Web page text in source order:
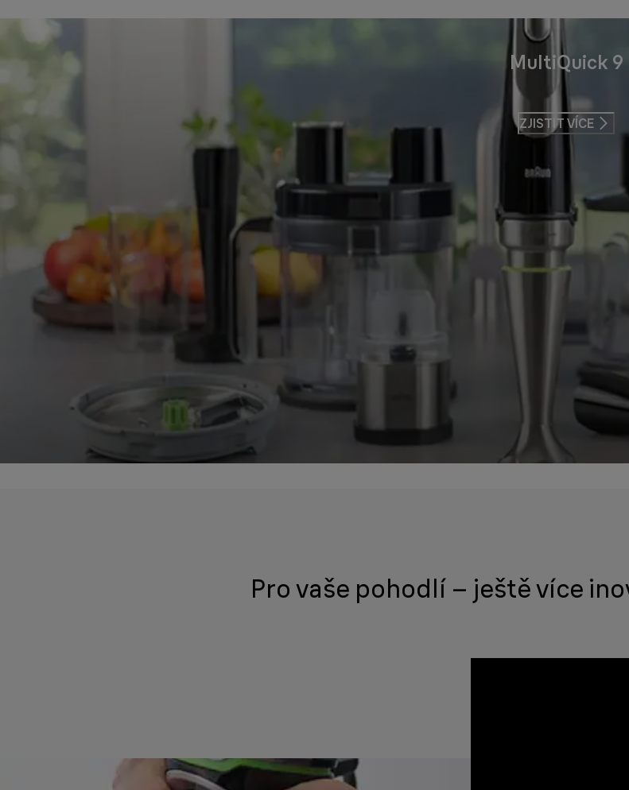
MultiQuick 9
ZJISTIT VÍCE
Pro vaše pohodlí – ještě více